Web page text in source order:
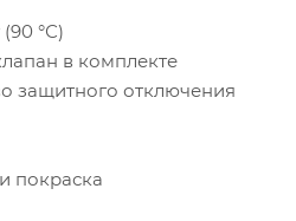
°С)
в комплекте
защитного отключения
покраска